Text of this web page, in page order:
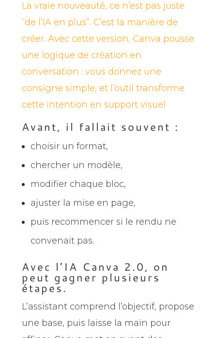
La vraie nouveauté, ce n’est pas juste
“de l’IA en plus”. C’est la manière de
créer. Avec cette version, Canva pousse
une logique de création en
conversation : vous donnez une
consigne simple, et l’outil transforme
cette intention en support visuel
Avant, il fallait souvent :
choisir un format,
chercher un modèle,
modifier chaque bloc,
ajuster la mise en page,
puis recommencer si le rendu ne
convenait pas.
Avec l’IA Canva 2.0, on
peut gagner plusieurs
étapes.
L’assistant comprend l’objectif, propose
une base, puis laisse la main pour